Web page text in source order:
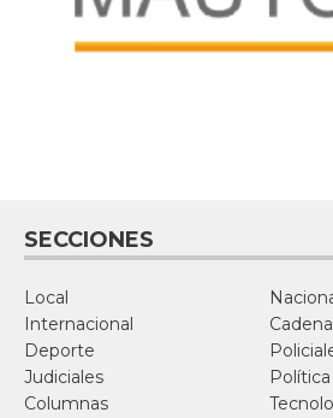
SECCIONES
Local
Internacional
Deporte
Judiciales
Política
Columnas